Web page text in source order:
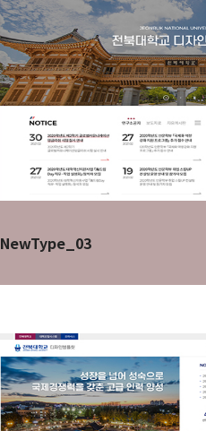
NewType_03